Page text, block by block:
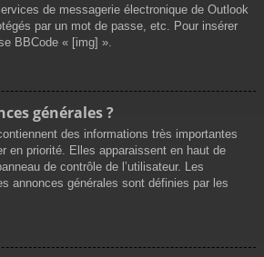
de messagerie électronique de Outlook
par un mot de passe, etc. Pour insérer
BBCode « [img] ».
générales ?
des informations très importantes
en priorité. Elles apparaissent en haut de
de contrôle de l’utilisateur. Les
annonces générales sont définies par les